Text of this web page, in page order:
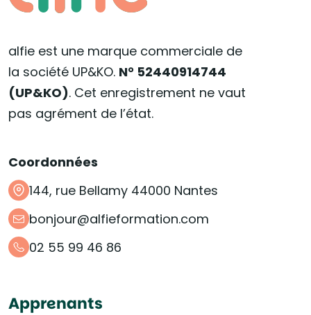
alfie est une marque commerciale de
la société UP&KO. N° 52440914744
(UP&KO). Cet enregistrement ne vaut
pas agrément de l’état.
Coordonnées
144, rue Bellamy 44000 Nantes
bonjour@alfieformation.com
02 55 99 46 86
Apprenants